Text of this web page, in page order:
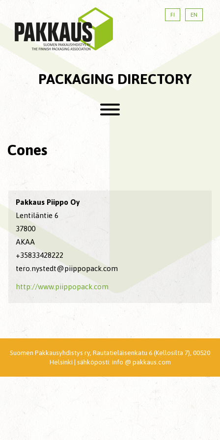
FI EN
PACKAGING DIRECTORY
Cones
Pakkaus Piippo Oy
Lentiläntie 6
37800
AKAA
+35833428222
tero.nystedt@piippopack.com
http://www.piippopack.com
Suomen Pakkausyhdistys ry, Rautatieläisenkatu 6 (Kellosilta 7), 00520
Helsinki | sähköposti: info @ pakkaus.com